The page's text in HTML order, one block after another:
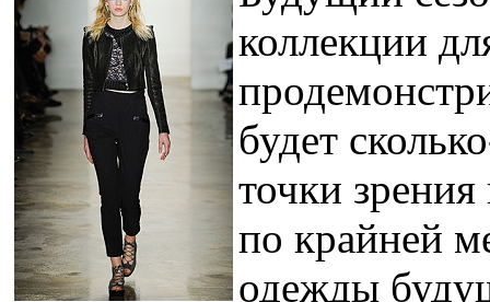
коллекции
будет
точки
по крайней
одежды